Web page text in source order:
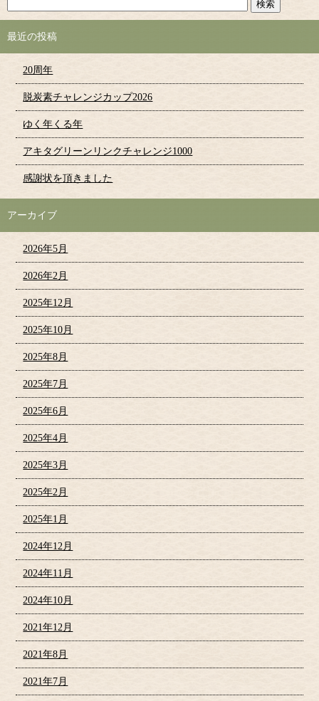
最近の投稿
20周年
脱炭素チャレンジカップ2026
ゆく年くる年
アキタグリーンリンクチャレンジ1000
感謝状を頂きました
アーカイブ
2026年5月
2026年2月
2025年12月
2025年10月
2025年8月
2025年7月
2025年6月
2025年4月
2025年3月
2025年2月
2025年1月
2024年12月
2024年11月
2024年10月
2021年12月
2021年8月
2021年7月